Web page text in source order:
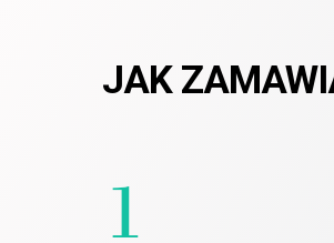
JAK